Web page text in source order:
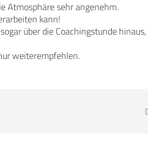
Atmosphäre sehr angenehm.
kann!
über die Coachingstunde
weiterempfehlen.